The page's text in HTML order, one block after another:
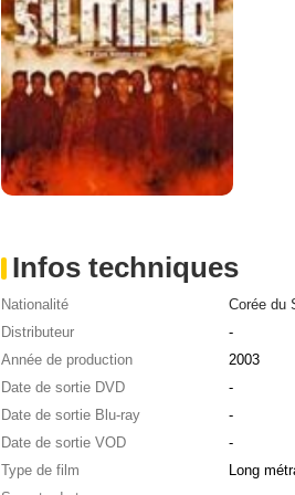
Infos techniques
Nationalité
Corée du
Distributeur
-
Année de production
2003
Date de sortie DVD
-
Date de sortie Blu-ray
-
Date de sortie VOD
-
Type de film
Long